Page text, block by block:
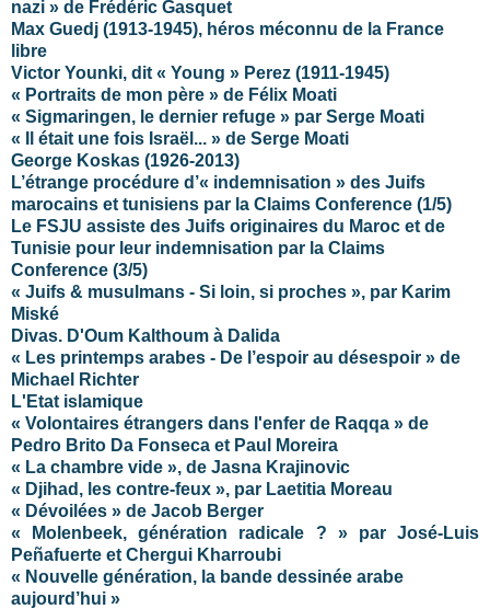
nazi » de Frédéric Gasquet
Max Guedj (1913-1945), héros méconnu de la France
libre
Victor Younki, dit « Young » Perez (1911-1945)
« Portraits de mon père » de Félix Moati
« Sigmaringen, le dernier refuge » par Serge Moati
« Il était une fois Israël... » de Serge Moati
George Koskas (1926-2013)
L’étrange procédure d’« indemnisation » des Juifs
marocains et tunisiens par la Claims Conference (1/5)
Le FSJU assiste des Juifs originaires du Maroc et de
Tunisie pour leur indemnisation par la Claims
Conference (3/5)
« Juifs & musulmans - Si loin, si proches », par Karim
Miské
Divas. D'Oum Kalthoum à Dalida
« Les printemps arabes - De l’espoir au désespoir » de
Michael Richter
L'Etat islamique
« Volontaires étrangers dans l'enfer de Raqqa » de
Pedro Brito Da Fonseca et Paul Moreira
« La chambre vide », de Jasna Krajinovic
« Djihad, les contre-feux », par Laetitia Moreau
« Dévoilées » de Jacob Berger
« Molenbeek, génération radicale ? » par José-Luis
Peñafuerte et Chergui Kharroubi
« Nouvelle génération, la bande dessinée arabe
aujourd’hui »